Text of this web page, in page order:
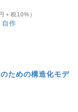
＋税10%）
自作
ための構造化モデ